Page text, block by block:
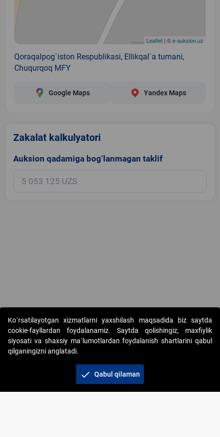
Leaflet | ©e-auksion.uz
Qoraqalpog`iston Respublikasi, Ellikqal`a tumani,
Chuqurqoq MFY
Google Maps Yandex Maps
Zakalat kalkulyatori
Auksion qadamiga bog‘lanmagan taklif
Copyright © 2017-2026. "Elektron onlayn-auksionlarni tashkil etish"
AJ. Barcha huquqlar himoyalangan
+998 71 202-21-11
Ko`rsatilayotgan xizmatlarni yaxshilash maqsadida biz saytda
cookie-fayllardan foydalanamiz. Saytda qolishingiz, maxfiylik
siyosati va shaxsiy ma`lumotlardan foydalanish shartlarini qabul
qilganingizni anglatadi.
check Qabul qilaman